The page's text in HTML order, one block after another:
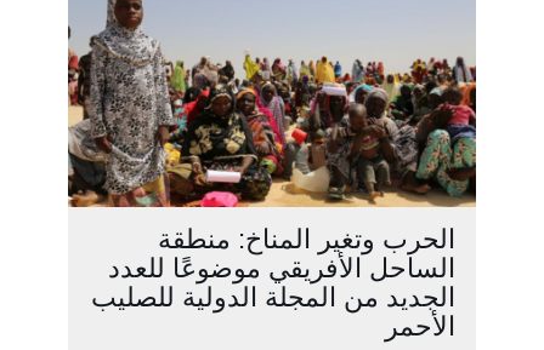
الحرب وتغير المناخ: منطقة
الساحل الأفريقي موضوعًا للعدد
الجديد من المجلة الدولية للصليب
الأحمر